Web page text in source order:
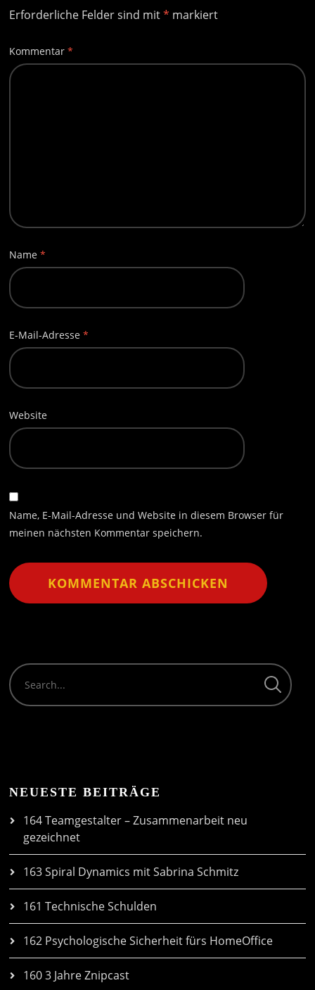
Erforderliche Felder sind mit* markiert
Kommentar*
Name*
E-Mail-Adresse*
Website
Name, E-Mail-Adresse und Website in diesem Browser für
meinen nächsten Kommentar speichern.
NEUESTE BEITRÄGE
164 Teamgestalter – Zusammenarbeit neu
gezeichnet
163 Spiral Dynamics mit Sabrina Schmitz
161 Technische Schulden
162 Psychologische Sicherheit fürs HomeOffice
160 3 Jahre Znipcast